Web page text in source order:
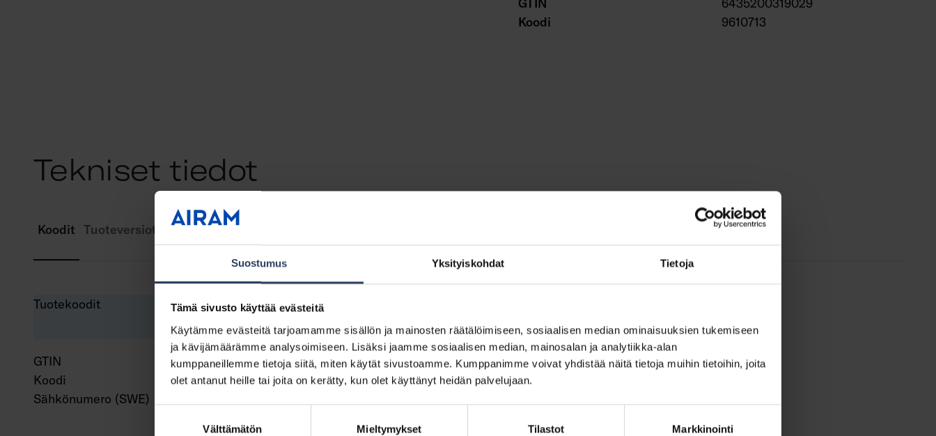
Suostumus Yksityiskohdat Tietoja
Tämä sivusto käyttää evästeitä
Käytämme evästeitä tarjoamamme sisällön ja mainosten räätälöimiseen, sosiaalisen median ominaisuuksien tukemiseen
ja kävijämäärämme analysoimiseen. Lisäksi jaamme sosiaalisen median, mainosalan ja analytiikka-alan
kumppaneillemme tietoja siitä, miten käytät sivustoamme. Kumppanimme voivat yhdistää näitä tietoja muihin tietoihin, joita
olet antanut heille tai joita on kerätty, kun olet käyttänyt heidän palvelujaan.
Välttämätön Mieltymykset Tilastot Markkinointi
Koodi
9610713
Tekniset tiedot
Koodit Tuoteversiot Lataukset Tekniset tiedot
Tuotekoodit
GTIN
6435200319029
Koodi
9610713
Sähkönumero (SWE)